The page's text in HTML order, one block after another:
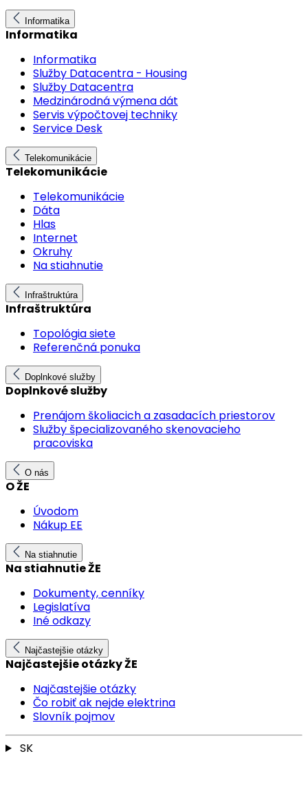
Informatika
Informatika
Informatika
Služby Datacentra - Housing
Služby Datacentra
Medzinárodná výmena dát
Servis výpočtovej techniky
Service Desk
Telekomunikácie
Telekomunikácie
Telekomunikácie
Dáta
Hlas
Internet
Okruhy
Na stiahnutie
Infraštruktúra
Infraštruktúra
Topológia siete
Referenčná ponuka
Doplnkové služby
Doplnkové služby
Prenájom školiacich a zasadacích priestorov
Služby špecializovaného skenovacieho
pracoviska
O nás
O ŽE
Úvodom
Nákup EE
Na stiahnutie
Na stiahnutie ŽE
Dokumenty, cenníky
Legislatíva
Iné odkazy
Najčastejšie otázky
Najčastejšie otázky ŽE
Najčastejšie otázky
Čo robiť ak nejde elektrina
Slovník pojmov
SK